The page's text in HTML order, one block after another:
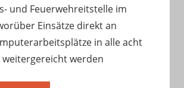
und Feuerwehreitstelle im
Einsätze direkt an
in alle acht
werden